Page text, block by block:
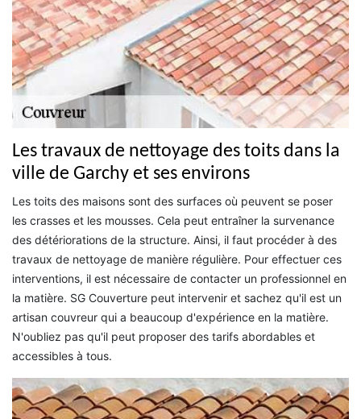
Les travaux de nettoyage des toits dans la
ville de Garchy et ses environs
Les toits des maisons sont des surfaces où peuvent se poser
les crasses et les mousses. Cela peut entraîner la survenance
des détériorations de la structure. Ainsi, il faut procéder à des
travaux de nettoyage de manière régulière. Pour effectuer ces
interventions, il est nécessaire de contacter un professionnel en
la matière. SG Couverture peut intervenir et sachez qu'il est un
artisan couvreur qui a beaucoup d'expérience en la matière.
N'oubliez pas qu'il peut proposer des tarifs abordables et
accessibles à tous.